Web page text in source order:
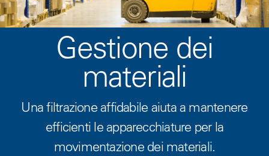
Gestione dei
materiali
Una filtrazione affidabile aiuta a mantenere
efficienti le apparecchiature per la
movimentazione dei materiali.